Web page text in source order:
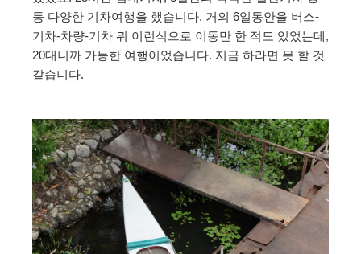
등 다양한 기차여행을 했습니다. 거의 6일동안을 버스-
기차-차량-기차 뭐 이런식으로 이동만 한 적도 있었는데,
20대니까 가능한 여행이었습니다. 지금 하라면 못 할 것
같습니다.